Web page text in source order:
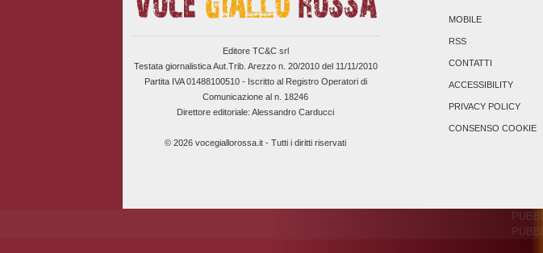
Editore TC&C srl
Testata giornalistica Aut.Trib. Arezzo n. 20/2010 del 11/11/2010
Partita IVA 01488100510 - Iscritto al Registro Operatori di
Comunicazione al n. 18246
Direttore editoriale: Alessandro Carducci
© 2026 vocegiallorossa.it - Tutti i diritti riservati
MOBILE
RSS
CONTATTI
ACCESSIBILITY
PRIVACY POLICY
CONSENSO COOKIE